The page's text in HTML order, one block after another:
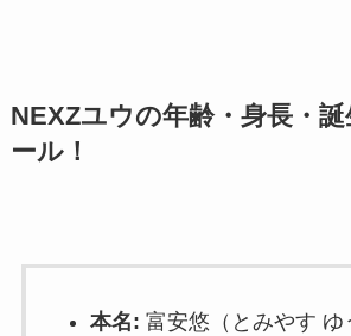
NEXZユウの年齢・身長・
ール！
本名: 富安悠（とみやす ゆ